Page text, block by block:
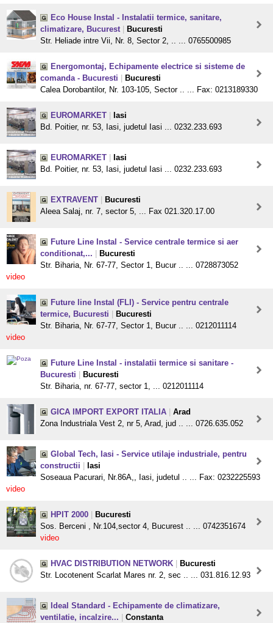
Eco House Instal - Instalatii termice, sanitare,
climatizare, Bucurest
Bucuresti
Str. Heliade intre Vii, Nr. 8, Sector 2, .. ... 0765500985
Energomontaj, Echipamente electrice si sisteme de
comanda - Bucuresti
Bucuresti
Calea Dorobantilor, Nr. 103-105, Sector .. ... Fax: 0213189330
EUROMARKET
Iasi
Bd. Poitier, nr. 53, Iasi, judetul Iasi ... 0232.233.693
EUROMARKET
Iasi
Bd. Poitier, nr. 53, Iasi, judetul Iasi ... 0232.233.693
EXTRAVENT
Bucuresti
Aleea Salaj, nr. 7, sector 5, ... Fax 021.320.17.00
Future Line Instal - Service centrale termice si aer
conditionat,...
Bucuresti
Str. Biharia, Nr. 67-77, Sector 1, Bucur .. ... 0728873052
video
Future line Instal (FLI) - Service pentru centrale
termice, Bucuresti
Bucuresti
Str. Biharia, Nr. 67-77, Sector 1, Bucur .. ... 0212011114
video
Future Line Instal - instalatii termice si sanitare -
Bucuresti
Bucuresti
Str. Biharia, nr. 67-77, sector 1, ... 0212011114
GICA IMPORT EXPORT ITALIA
Arad
Zona Industriala Vest 2, nr 5, Arad, jud .. ... 0726.635.052
Global Tech, Iasi - Service utilaje industriale, pentru
constructii
Iasi
Soseaua Pacurari, Nr.86A,, Iasi, judetul .. ... Fax: 0232225593
video
HPIT 2000
Bucuresti
Sos. Berceni , Nr.104,sector 4, Bucurest .. ... 0742351674
video
HVAC DISTRIBUTION NETWORK
Bucuresti
Str. Locotenent Scarlat Mares nr. 2, sec .. ... 031.816.12.93
Ideal Standard - Echipamente de climatizare,
ventilatie, incalzire...
Constanta